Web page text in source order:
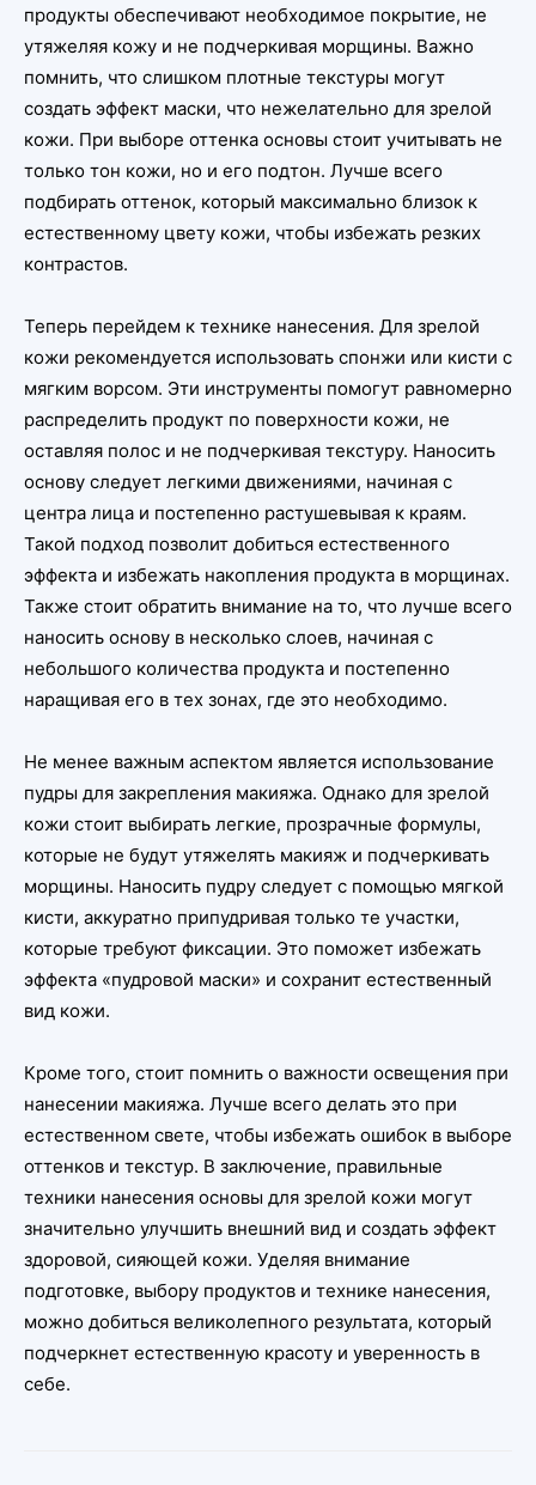
продукты обеспечивают необходимое покрытие, не
утяжеляя кожу и не подчеркивая морщины. Важно
помнить, что слишком плотные текстуры могут
создать эффект маски, что нежелательно для зрелой
кожи. При выборе оттенка основы стоит учитывать не
только тон кожи, но и его подтон. Лучше всего
подбирать оттенок, который максимально близок к
естественному цвету кожи, чтобы избежать резких
контрастов.
Теперь перейдем к технике нанесения. Для зрелой
кожи рекомендуется использовать спонжи или кисти с
мягким ворсом. Эти инструменты помогут равномерно
распределить продукт по поверхности кожи, не
оставляя полос и не подчеркивая текстуру. Наносить
основу следует легкими движениями, начиная с
центра лица и постепенно растушевывая к краям.
Такой подход позволит добиться естественного
эффекта и избежать накопления продукта в морщинах.
Также стоит обратить внимание на то, что лучше всего
наносить основу в несколько слоев, начиная с
небольшого количества продукта и постепенно
наращивая его в тех зонах, где это необходимо.
Не менее важным аспектом является использование
пудры для закрепления макияжа. Однако для зрелой
кожи стоит выбирать легкие, прозрачные формулы,
которые не будут утяжелять макияж и подчеркивать
морщины. Наносить пудру следует с помощью мягкой
кисти, аккуратно припудривая только те участки,
которые требуют фиксации. Это поможет избежать
эффекта «пудровой маски» и сохранит естественный
вид кожи.
Кроме того, стоит помнить о важности освещения при
нанесении макияжа. Лучше всего делать это при
естественном свете, чтобы избежать ошибок в выборе
оттенков и текстур. В заключение, правильные
техники нанесения основы для зрелой кожи могут
значительно улучшить внешний вид и создать эффект
здоровой, сияющей кожи. Уделяя внимание
подготовке, выбору продуктов и технике нанесения,
можно добиться великолепного результата, который
подчеркнет естественную красоту и уверенность в
себе.